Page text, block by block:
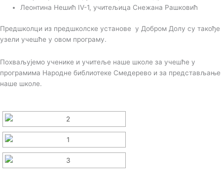
Леонтина Нешић IV-1, учитељица Снежана Рашковић
Предшколци из предшколске установе у Добром Долу су такође
узели учешће у овом програму.
Похваљујемо ученике и учитеље наше школе за учешће у
програмима Народне библиотеке Смедерево и за представљање
наше школе.